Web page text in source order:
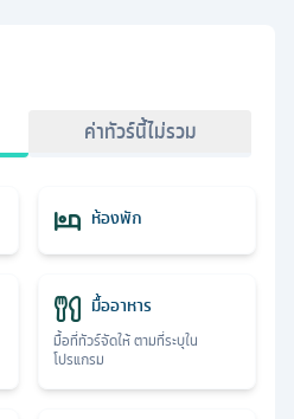
ค่าทัวร์นี้ไม่รวม
ห้องพัก
มื้ออาหาร
มื้อที่ทัวร์จัดให้ ตามที่ระบุใน
โปรแกรม